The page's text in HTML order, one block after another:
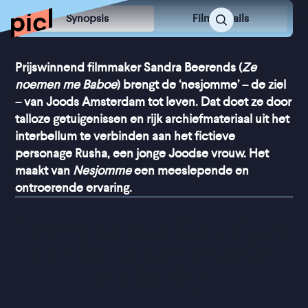
Synopsis Film Details
Prijswinnend filmmaker Sandra Beerends (Ze
noemen me Baboe) brengt de ‘nesjomme’ – de ziel
– van Joods Amsterdam tot leven. Dat doet ze door
talloze getuigenissen en rijk archiefmateriaal uit het
interbellum te verbinden aan het fictieve
personage Rusha, een jonge Joodse vrouw. Het
maakt van Nesjommeeen meeslepende en
ontroerende ervaring.